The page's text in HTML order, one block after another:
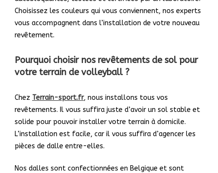
Choisissez les couleurs qui vous conviennent, nos experts
vous accompagnent dans l’installation de votre nouveau
revêtement.
Pourquoi choisir nos revêtements de sol pour
votre terrain de volleyball ?
Chez Terrain-sport.fr, nous installons tous vos
revêtements. Il vous suffira juste d’avoir un sol stable et
solide pour pouvoir installer votre terrain à domicile.
L’installation est facile, car il vous suffira d’agencer les
pièces de dalle entre-elles.
Nos dalles sont confectionnées en Belgique et sont